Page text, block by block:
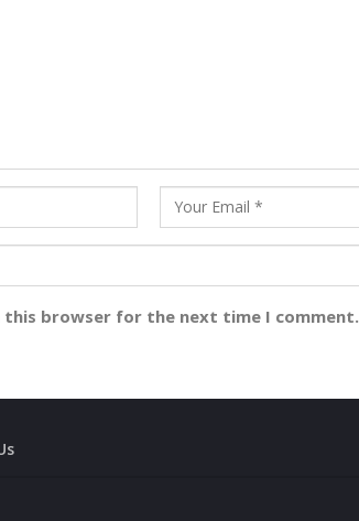
this browser for the next time I comment.